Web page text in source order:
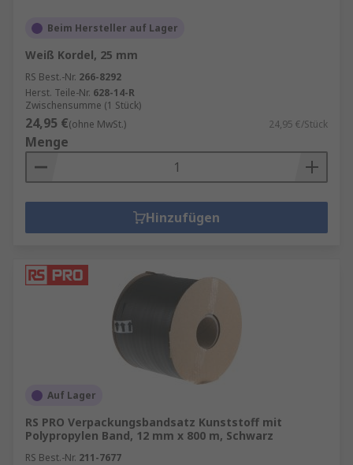
Beim Hersteller auf Lager
Weiß Kordel, 25 mm
RS Best.-Nr. 266-8292
Herst. Teile-Nr. 628-14-R
Zwischensumme (1 Stück)
24,95 €(ohne MwSt.) 24,95 €/Stück
Menge
Hinzufügen
Auf Lager
RS PRO Verpackungsbandsatz Kunststoff mit
Polypropylen Band, 12 mm x 800 m, Schwarz
RS Best.-Nr. 211-7677